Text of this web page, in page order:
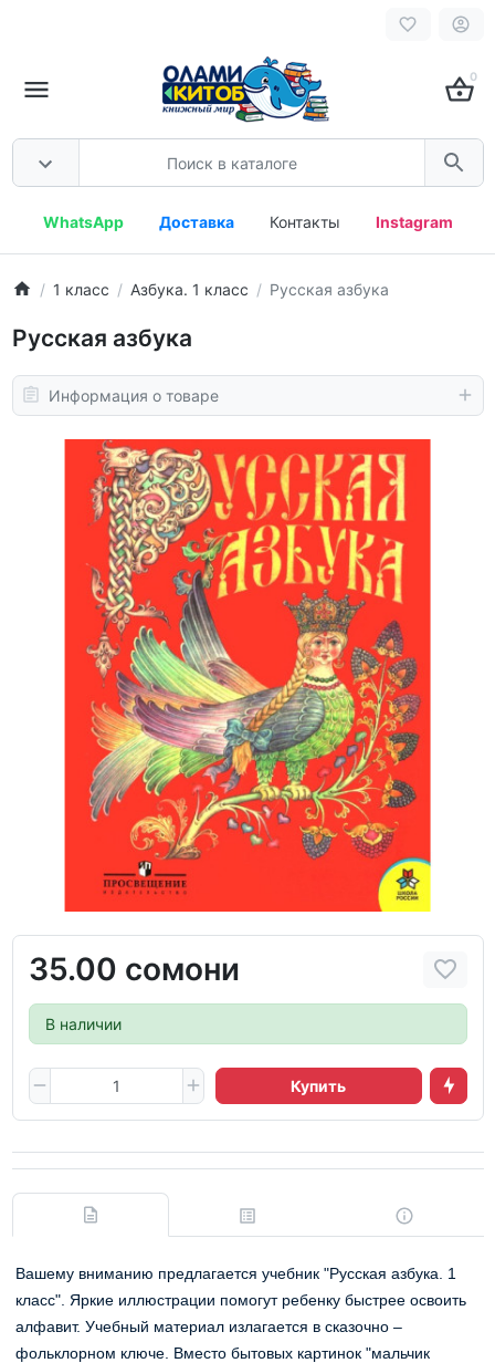
0
WhatsApp Доставка Контакты Instagram
1 класс Азбука. 1 класс Русская азбука
Русская азбука
Информация о товаре
35.00 сомони
В наличии
Купить
Вашему вниманию предлагается учебник "Русская азбука. 1
класс". Яркие иллюстрации помогут ребенку быстрее освоить
алфавит. Учебный материал излагается в сказочно –
фольклорном ключе. Вместо бытовых картинок "мальчик